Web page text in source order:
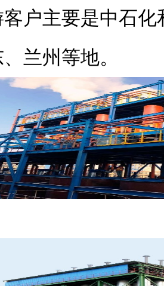
户主要是中石
兰州等地。